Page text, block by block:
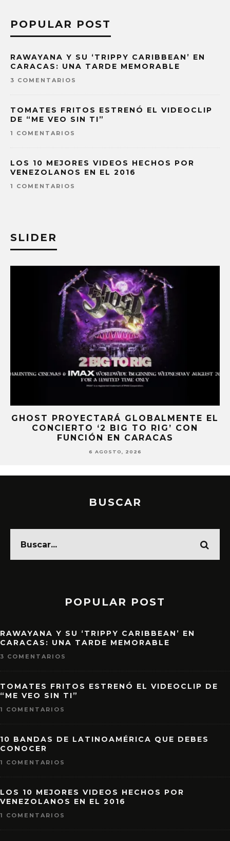
POPULAR POST
RAWAYANA Y SU ‘TRIPPY CARIBBEAN’ EN
CARACAS: UNA TARDE MEMORABLE
3 COMENTARIOS
TOMATES FRITOS ESTRENÓ EL VIDEOCLIP
DE “ME VEO SIN TI”
1 COMENTARIOS
LOS 10 MEJORES VIDEOS HECHOS POR
VENEZOLANOS EN EL 2016
1 COMENTARIOS
SLIDER
EL KAROL G PRESENTA TRACKLIST DE
ÁLBUM ‘NO ME ARREPIENTO DE
TANTO’
6 AGOSTO, 2026
BUSCAR
POPULAR POST
RAWAYANA Y SU ‘TRIPPY CARIBBEAN’ EN
CARACAS: UNA TARDE MEMORABLE
3 COMENTARIOS
TOMATES FRITOS ESTRENÓ EL VIDEOCLIP DE
“ME VEO SIN TI”
1 COMENTARIOS
10 BANDAS DE LATINOAMÉRICA QUE DEBES
CONOCER
1 COMENTARIOS
LOS 10 MEJORES VIDEOS HECHOS POR
VENEZOLANOS EN EL 2016
1 COMENTARIOS